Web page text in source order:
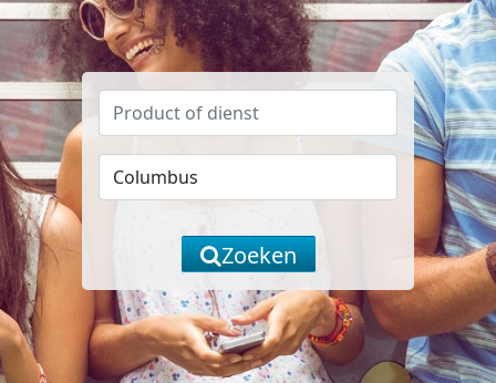
Zoeken